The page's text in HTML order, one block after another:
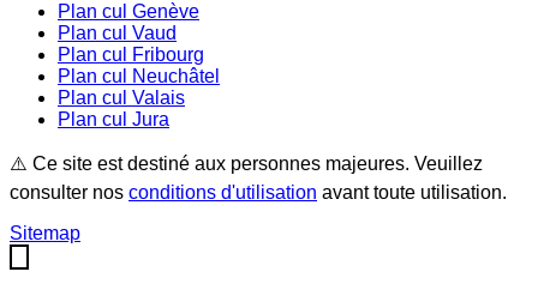
Plan cul Genève
Plan cul Vaud
Plan cul
Fribourg
Plan cul
Neuchâtel
Plan cul Valais
Plan cul Jura
⚠️ Ce site est destiné aux personnes majeures. Veuillez
consulter nos conditions d'utilisation avant toute utilisation.
Sitemap